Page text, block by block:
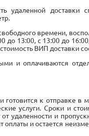
доставки
времени,
до 13:00, с 13:00 до
ВИП доставки
и оплачиваются
готовится к отправке в
услуги. Сроки и
удаленности и
оплаты и остается